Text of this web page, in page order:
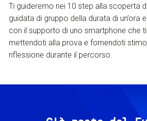
Ti guideremo nei 10 step alla scoperta
guidata di gruppo della durata di un’ora
con il supporto di uno smartphone che
mettendoti alla prova e fornendoti
riflessione durante il percorso.